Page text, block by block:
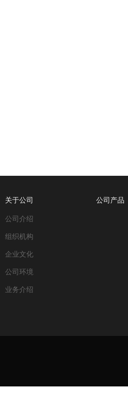
关于公司
公司介绍
组织机构
企业文化
公司环境
业务介绍
公司产品